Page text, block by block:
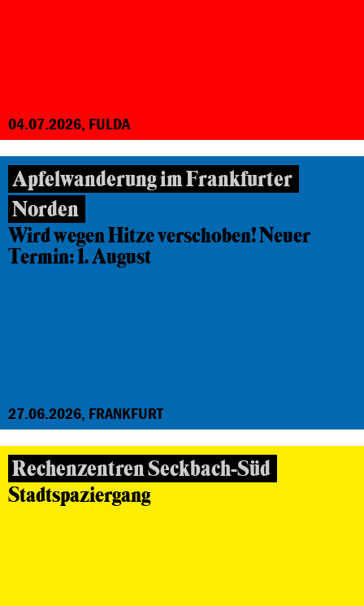
04.07.2026, FULDA
Apfelwanderung im Frankfurter
Norden
Wird wegen Hitze verschoben! Neuer
Termin: 1. August
27.06.2026, FRANKFURT
Rechenzentren Seckbach-Süd
Stadtspaziergang